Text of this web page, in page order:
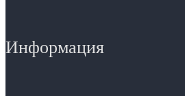
Информация